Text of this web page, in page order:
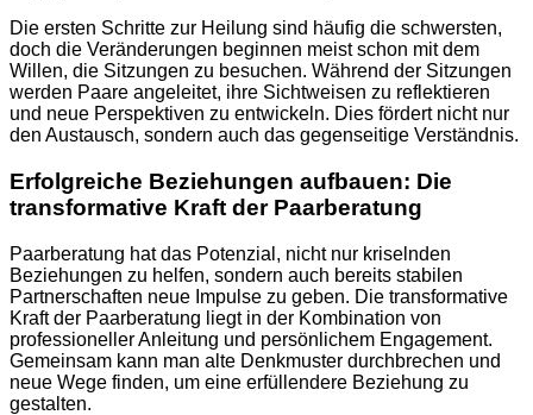
Die ersten Schritte zur Heilung sind häufig die schwersten,
doch die Veränderungen beginnen meist schon mit dem
Willen, die Sitzungen zu besuchen. Während der Sitzungen
werden Paare angeleitet, ihre Sichtweisen zu reflektieren
und neue Perspektiven zu entwickeln. Dies fördert nicht nur
den Austausch, sondern auch das gegenseitige Verständnis.
Erfolgreiche Beziehungen aufbauen: Die
transformative Kraft der Paarberatung
Paarberatung hat das Potenzial, nicht nur kriselnden
Beziehungen zu helfen, sondern auch bereits stabilen
Partnerschaften neue Impulse zu geben. Die transformative
Kraft der Paarberatung liegt in der Kombination von
professioneller Anleitung und persönlichem Engagement.
Gemeinsam kann man alte Denkmuster durchbrechen und
neue Wege finden, um eine erfüllendere Beziehung zu
gestalten.